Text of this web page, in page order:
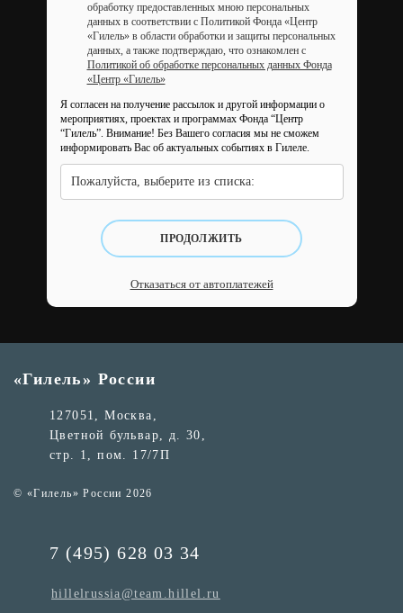
обработку предоставленных мною персональных
данных в соответствии с Политикой Фонда «Центр
«Гилель» в области обработки и защиты персональных
данных, а также подтверждаю, что ознакомлен с
Политикой об обработке персональных данных Фонда
«Центр «Гилель»
Я согласен на получение рассылок и другой информации о
мероприятиях, проектах и программах Фонда “Центр
“Гилель”. Внимание! Без Вашего согласия мы не сможем
информировать Вас об актуальных событиях в Гилеле.
Пожалуйста, выберите из списка:
ПРОДОЛЖИТЬ
Отказаться от автоплатежей
«Гилель» России
127051, Москва,
Цветной бульвар, д. 30,
стр. 1, пом. 17/7П
© «Гилель» России 2026
7 (495) 628 03 34
hillelrussia@team.hillel.ru